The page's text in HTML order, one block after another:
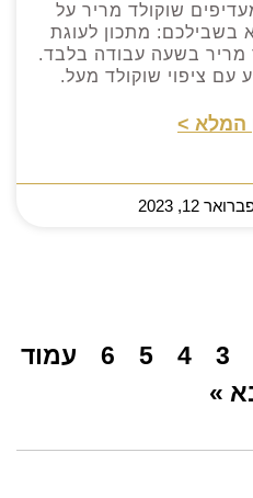
שוקולד מריר על
בשבילכם: מתכון לעוגת
מריר בשעה עבודה בלבד.
עם ציפוי שוקולד מעל.
המלא >
12, 2023
3
4
5
6
עמוד
»